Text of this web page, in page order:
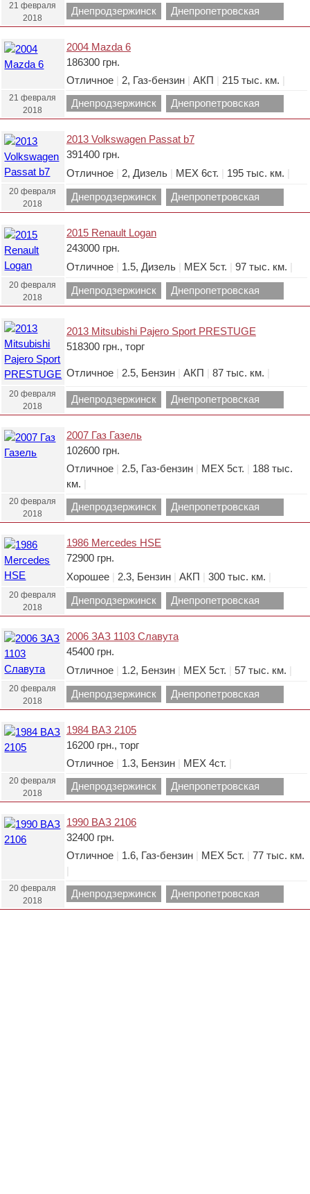
21 февраля
2018
Днепродзержинск
Днепропетровская
область.
2004 Mazda 6
186300 грн.
Отличное
2, Газ-бензин АКП 215 тыс. км.
21 февраля
2018
Днепродзержинск
Днепропетровская
область.
2013 Volkswagen Passat b7
391400 грн.
Отличное
2, Дизель МЕХ 6ст. 195 тыс. км.
20 февраля
2018
Днепродзержинск
Днепропетровская
область.
2015 Renault Logan
243000 грн.
Отличное
1.5, Дизель МЕХ 5ст. 97 тыс. км.
20 февраля
2018
Днепродзержинск
Днепропетровская
область.
2013 Mitsubishi Pajero Sport PRESTUGE
518300 грн., торг
Отличное 2.5, Бензин АКП 87 тыс. км.
20 февраля
2018
Днепродзержинск
Днепропетровская
область.
2007 Газ Газель
102600 грн.
Отличное
2.5, Газ-бензин МЕХ 5ст.
188 тыс.
км.
20 февраля
2018
Днепродзержинск
Днепропетровская
область.
1986 Mercedes HSE
72900 грн.
Хорошее
2.3, Бензин АКП 300 тыс. км.
20 февраля
2018
Днепродзержинск
Днепропетровская
область.
2006 ЗАЗ 1103 Славута
45400 грн.
Отличное
1.2, Бензин МЕХ 5ст. 57 тыс. км.
20 февраля
2018
Днепродзержинск
Днепропетровская
область.
1984 ВАЗ 2105
16200 грн., торг
Отличное
1.3, Бензин МЕХ 4ст.
20 февраля
2018
Днепродзержинск
Днепропетровская
область.
1990 ВАЗ 2106
32400 грн.
Отличное
1.6, Газ-бензин МЕХ 5ст.
77 тыс. км.
20 февраля
2018
Днепродзержинск
Днепропетровская
область.